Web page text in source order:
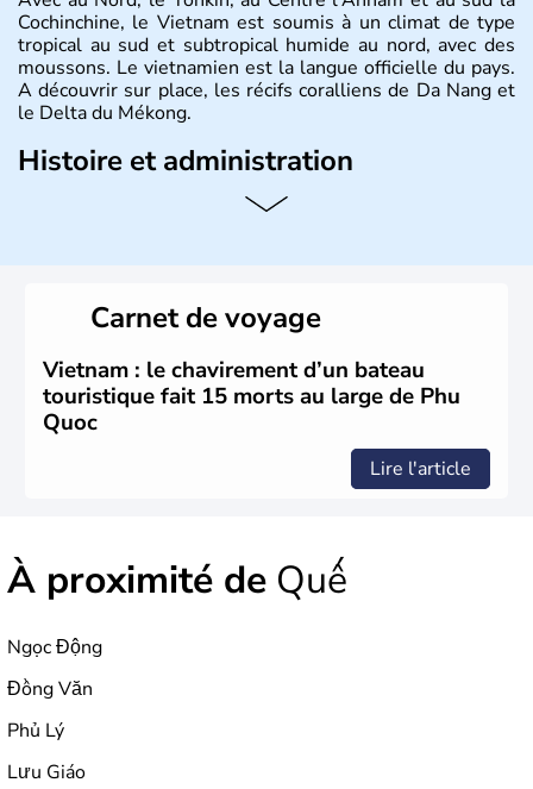
Cochinchine, le Vietnam est soumis à un climat de type
tropical au sud et subtropical humide au nord, avec des
moussons. Le vietnamien est la langue officielle du pays.
A découvrir sur place, les récifs coralliens de Da Nang et
le Delta du Mékong.
Histoire et administration
Pays d'Asie du Sud-Est situé sur l'est de la péninsule
nom récent de l'ancienne Saïgon.
Carnet de voyage
Vietnam : le chavirement d’un bateau
touristique fait 15 morts au large de Phu
Quoc
Lire l'article
À proximité de Quế
Ngọc Động
Đồng Văn
Phủ Lý
Lưu Giáo